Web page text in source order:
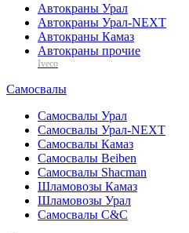
Автокраны Урал
Автокраны Урал-NEXT
Автокраны Камаз
Автокраны прочие
Iveco
Самосвалы
Самосвалы Урал
Самосвалы Урал-NEXT
Самосвалы Камаз
Самосвалы Beiben
Самосвалы Shacman
Шламовозы Камаз
Шламовозы Урал
Самосвалы C&C